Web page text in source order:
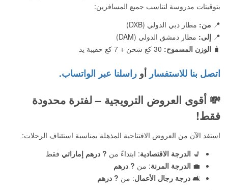
بتوقيتات مدروسة لتناسب جميع المسافرين:
📍 من: مطار دبي الدولي (DXB)
📍 إلى: مطار دمشق الدولي (DAM)
🧳 الوزن المسموح:
اتصل بنا للاستفسار أو راسلنا عبر الواتساب.
💸 أقوى العروض الترويجية – لفترة محدودة
فقط!
استفد الآن من العروض الافتتاحية المذهلة بمناسبة استئناف الرحلات:
💺 الدرجة الاقتصادية: ابتداءً من ? درهم إماراتي فقط
💼 الدرجة المرنة: من ? درهم
🛋️ درجة رجال الأعمال: من ? درهم